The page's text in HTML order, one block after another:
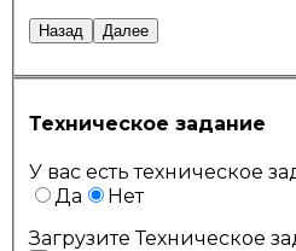
Назад Далее
Техническое задание
У вас есть техническое
Да
Нет
Загрузите Техническое